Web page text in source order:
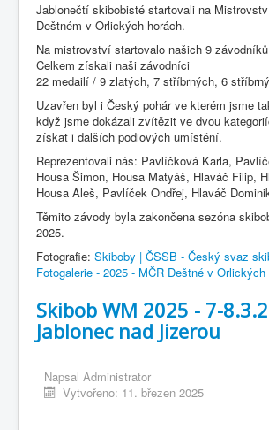
Jablonečtí skibobisté startovali na
Deštném v Orlických horách.
Na mistrovství startovalo našich 9
Celkem získali naši závodníci
22 medailí / 9 zlatých, 7 stříbrných, 6
Uzavřen byl i Český pohár ve kterém jsme
když jsme dokázali zvítězit ve dvou
získat i dalších podiových umístění.
Reprezentovali nás: Pavlíčková Karla,
Housa Šimon, Housa Matyáš, Hlaváč Filip,
Housa Aleš, Pavlíček Ondřej, Hlaváč
Těmito závody byla zakončena sezóna
2025.
Fotografie: Skiboby | ČSSB - Český svaz
Fotogalerie - 2025 - MČR Deštné v Orlických
Skibob WM 2025 - 7-
Jablonec nad Jizerou
Napsal Administrator
Vytvořeno: 11. březen 2025